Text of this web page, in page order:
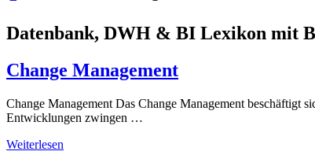
Datenbank, DWH & BI Lexikon mit
Change Management
Change Management Das Change Management beschäftigt
Entwicklungen zwingen …
Weiterlesen